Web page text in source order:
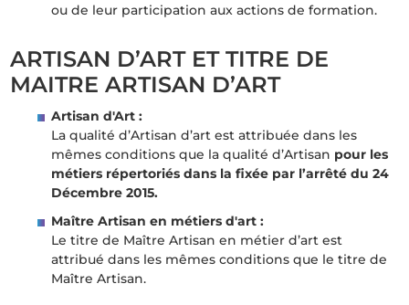
ou de leur participation aux actions de formation.
ARTISAN D’ART ET TITRE DE
MAITRE ARTISAN D’ART
Artisan d'Art :
La qualité d’Artisan d’art est attribuée dans les
mêmes conditions que la qualité d’Artisan pour les
métiers répertoriés dans la fixée par l’arrêté du 24
Décembre 2015.
Maître Artisan en métiers d'art :
Le titre de Maître Artisan en métier d’art est
attribué dans les mêmes conditions que le titre de
Maître Artisan.